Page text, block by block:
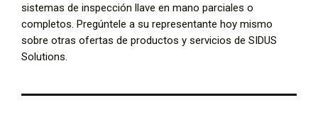
sistemas de inspección llave en mano parciales o
completos. Pregúntele a su representante hoy mismo
sobre otras ofertas de productos y servicios de SIDUS
Solutions.